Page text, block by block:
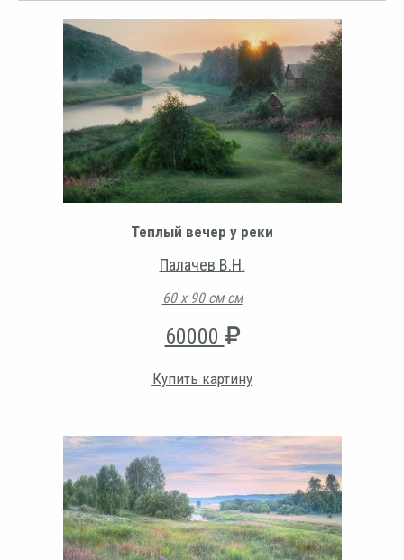
Теплый вечер у реки
Палачев В.Н.
60 х 90 см см
60000
Купить картину